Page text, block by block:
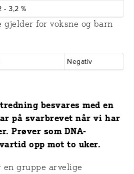
- 3,2 %
gjelder for voksne og barn
Negativ
besvares med en
på svarbrevet når vi har
Prøver som DNA-
opp mot to uker.
en gruppe arvelige